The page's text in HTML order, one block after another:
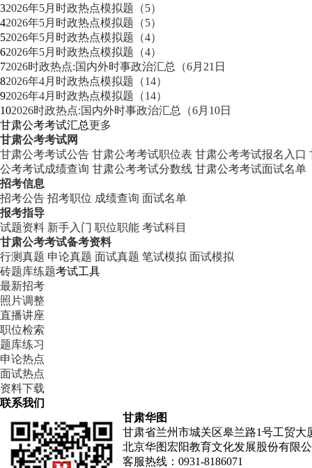
32026年5月时政热点模拟题（5）
42026年5月时政热点模拟题（5）
52026年5月时政热点模拟题（4）
62026年5月时政热点模拟题（4）
72026时政热点:国内外时事政治汇总（6月21日
82026年4月时政热点模拟题（14）
92026年4月时政热点模拟题（14）
102026时政热点:国内外时事政治汇总（6月10日
甘肃公考考试汇总更多
甘肃公考考试网
甘肃公考考试公告 甘肃公考考试职位表 甘肃公考考试报名入口
公考考试成绩查询 甘肃公考考试分数线 甘肃公考考试面试名单
招考信息
招考公告 招考职位 成绩查询 面试名单
报考指导
试题资料 新手入门 职位职能 考试科目
甘肃公考考试备考资料
行测真题 申论真题 面试真题 笔试模拟 面试模拟
砖题库练题考试工具
最新招考
照片调整
直播讲座
职位检索
题库练习
申论热点
面试热点
资料下载
联系我们
甘肃华图
甘肃省兰州市城关区皋兰路1号工贸大
北京华图宏阳教育文化发展股份有限
客服热线： 0931-8186071